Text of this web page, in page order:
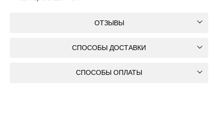
ОТЗЫВЫ
СПОСОБЫ ДОСТАВКИ
СПОСОБЫ ОПЛАТЫ